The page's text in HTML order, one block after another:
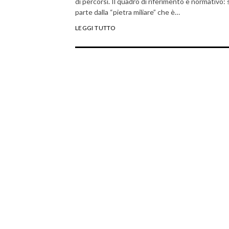
parte dalla “pietra miliare” che è…
LEGGI TUTTO